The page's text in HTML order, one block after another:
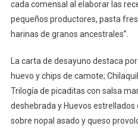
cada comensal al elaborar las
pequeños productores, pasta
harinas de granos ancestrales”.
La carta de desayuno destaca
huevo y chips de camote;
Trilogía de picaditas con salsa
deshebrada y Huevos
sobre nopal asado y queso